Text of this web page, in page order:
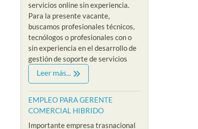
servicios online sin experiencia.
Para la presente vacante,
buscamos profesionales técnicos,
tecnólogos o profesionales con o
sin experiencia en el desarrollo de
gestión de soporte de servicios
Leer más...
EMPLEO PARA GERENTE
COMERCIAL HIBRIDO
Importante empresa trasnacional